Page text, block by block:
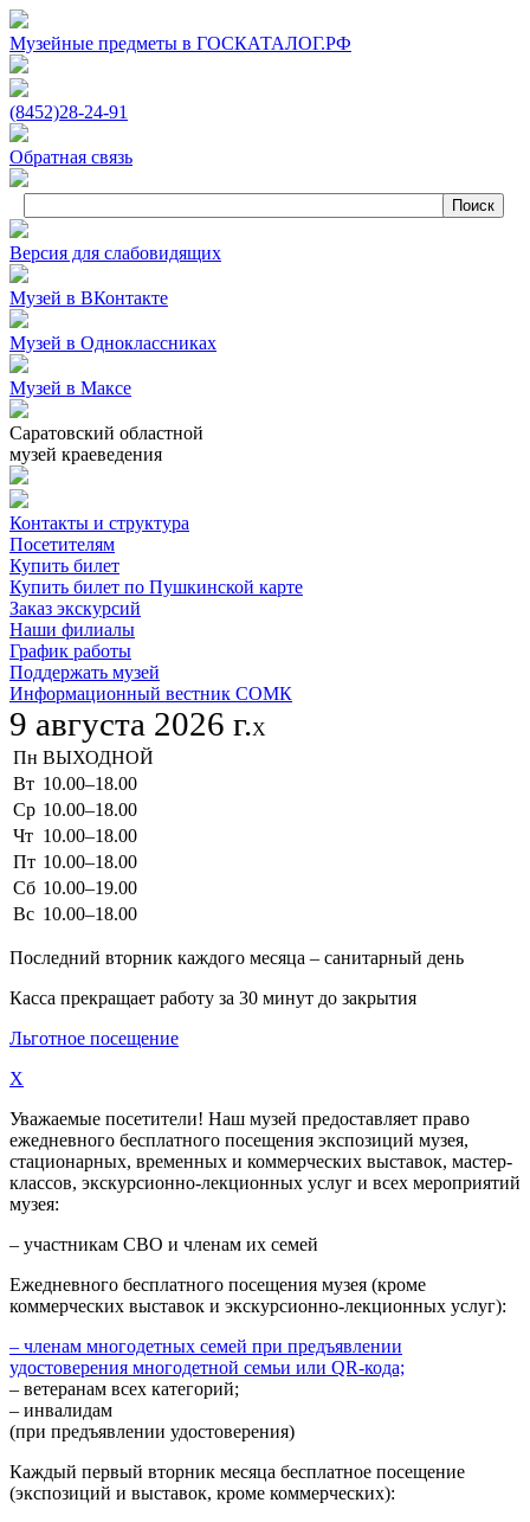
Музейные предметы в ГОСКАТАЛОГ.РФ
(8452)28‑24‑91
Обратная связь
Версия для слабовидящих
Музей в ВКонтакте
Музей в Одноклассниках
Музей в Максе
Саратовский областной
музей краеведения
Контакты и структура
Посетителям
Купить билет
Купить билет по Пушкинской карте
Заказ экскурсий
Наши филиалы
График работы
Поддержать музей
Информационный вестник СОМК
9 августа 2026 г.X
Пн ВЫХОДНОЙ
Вт 10.00–18.00
Ср 10.00–18.00
Чт 10.00–18.00
Пт 10.00–18.00
Сб 10.00–19.00
Вс 10.00–18.00
Последний вторник каждого месяца – санитарный день
Касса прекращает работу за 30 минут до закрытия
Льготное посещение
X
Уважаемые посетители! Наш музей предоставляет право
ежедневного бесплатного посещения экспозиций музея,
стационарных, временных и коммерческих выставок, мастер-
классов, экскурсионно-лекционных услуг и всех мероприятий
музея:
– участникам СВО и членам их семей
Ежедневного бесплатного посещения музея (кроме
коммерческих выставок и экскурсионно-лекционных услуг):
– членам многодетных семей при предъявлении
удостоверения многодетной семьи или QR-кода;
– ветеранам всех категорий;
– инвалидам
(при предъявлении удостоверения)
Каждый первый вторник месяца бесплатное посещение
(экспозиций и выставок, кроме коммерческих):